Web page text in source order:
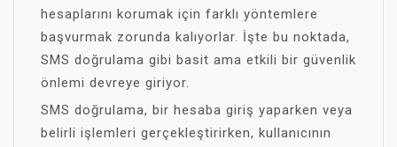
hesaplarını korumak için farklı yöntemlere
başvurmak zorunda kalıyorlar. İşte bu noktada,
SMS doğrulama gibi basit ama etkili bir güvenlik
önlemi devreye giriyor.
SMS doğrulama, bir hesaba giriş yaparken veya
belirli işlemleri gerçekleştirirken, kullanıcının